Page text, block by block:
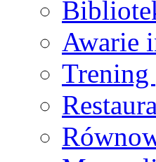
Awarie
Trening